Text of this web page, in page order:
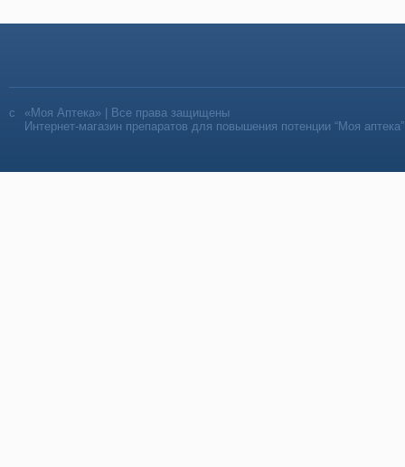
«Моя Аптека» | Все права защищены
Интернет-магазин препаратов для повышения потенции “Моя